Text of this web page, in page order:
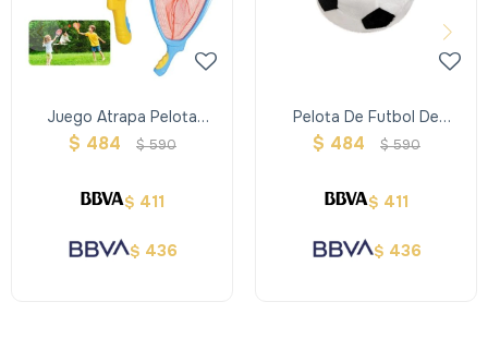
Juego Atrapa Pelota
Interactivo
$ 484 $ 590
$ 411
$ 436
Pelota De Futbol De
Peluche
$ 484 $ 590
$ 411
$ 436